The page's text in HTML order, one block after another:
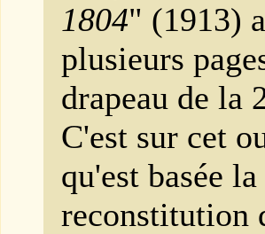
1804" (1913)
plusieurs
drapeau de la
C'est sur cet
qu'est basée la
reconstitution